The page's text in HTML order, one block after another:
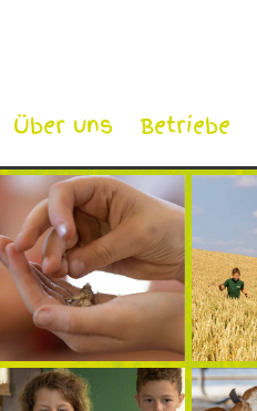
Über uns Betriebe